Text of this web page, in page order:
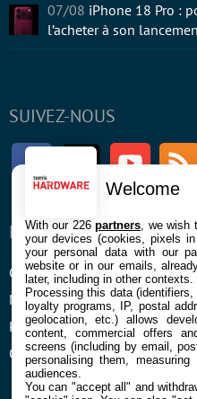
SUIVEZ-NOUS
FacebookTwitter
ENTREPRISE
Confidentialité et Cookies
Mentions légales et CGU
Préférences Cookies
Qui sommes nous
07/08 iPhone 18 Pro :
l’acheter à son
Welcome
With our 226partners , we
your devices (cookies, pixels
your personal data with our
website or in our emails,
later, including in other contexts.
Processing this data
loyalty programs, IP, postal
geolocation, etc.) allows
content, commercial offers
screens (including by email,
personalising them,
audiences.
You can "accept all" and